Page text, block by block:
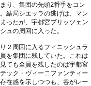
り、集団の先頭2番手をコン
結局シエッラの逃げは、マン
ったが、宇都宮ブリッツェン
ュの周回に入った。
２周回に入るフィニッシュラ
を集団に残していた。これは
ても全員を残したのは宇都宮
ック・ヴィーニファンティー
在感を示しつつも、谷がレー